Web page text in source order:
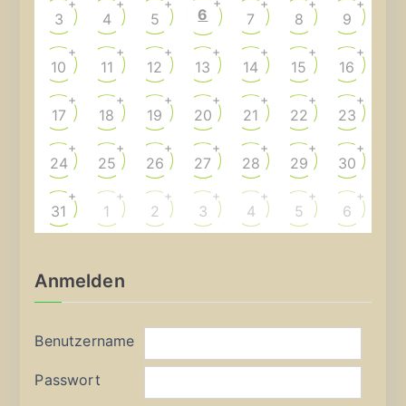
3
+
4
+
5
+
6 7
+
8
+
9
+
10
+
11
+
12
+
13
+
14
+
15
+
16
+
17
+
18
+
19
+
20
+
21
+
22
+
23
+
24
+
25
+
26
+
27
+
28
+
29
+
30
+
31
+
1
+
2
+
3
+
4
+
5
+
6
+
Anmelden
Benutzername
Passwort